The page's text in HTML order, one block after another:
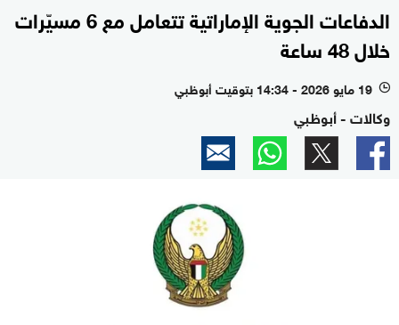
الدفاعات الجوية الإماراتية تتعامل مع 6 مسيّرات
خلال 48 ساعة
l 19 مايو 2026 - 14:34 بتوقيت أبوظبي
وكالات - أبوظبي